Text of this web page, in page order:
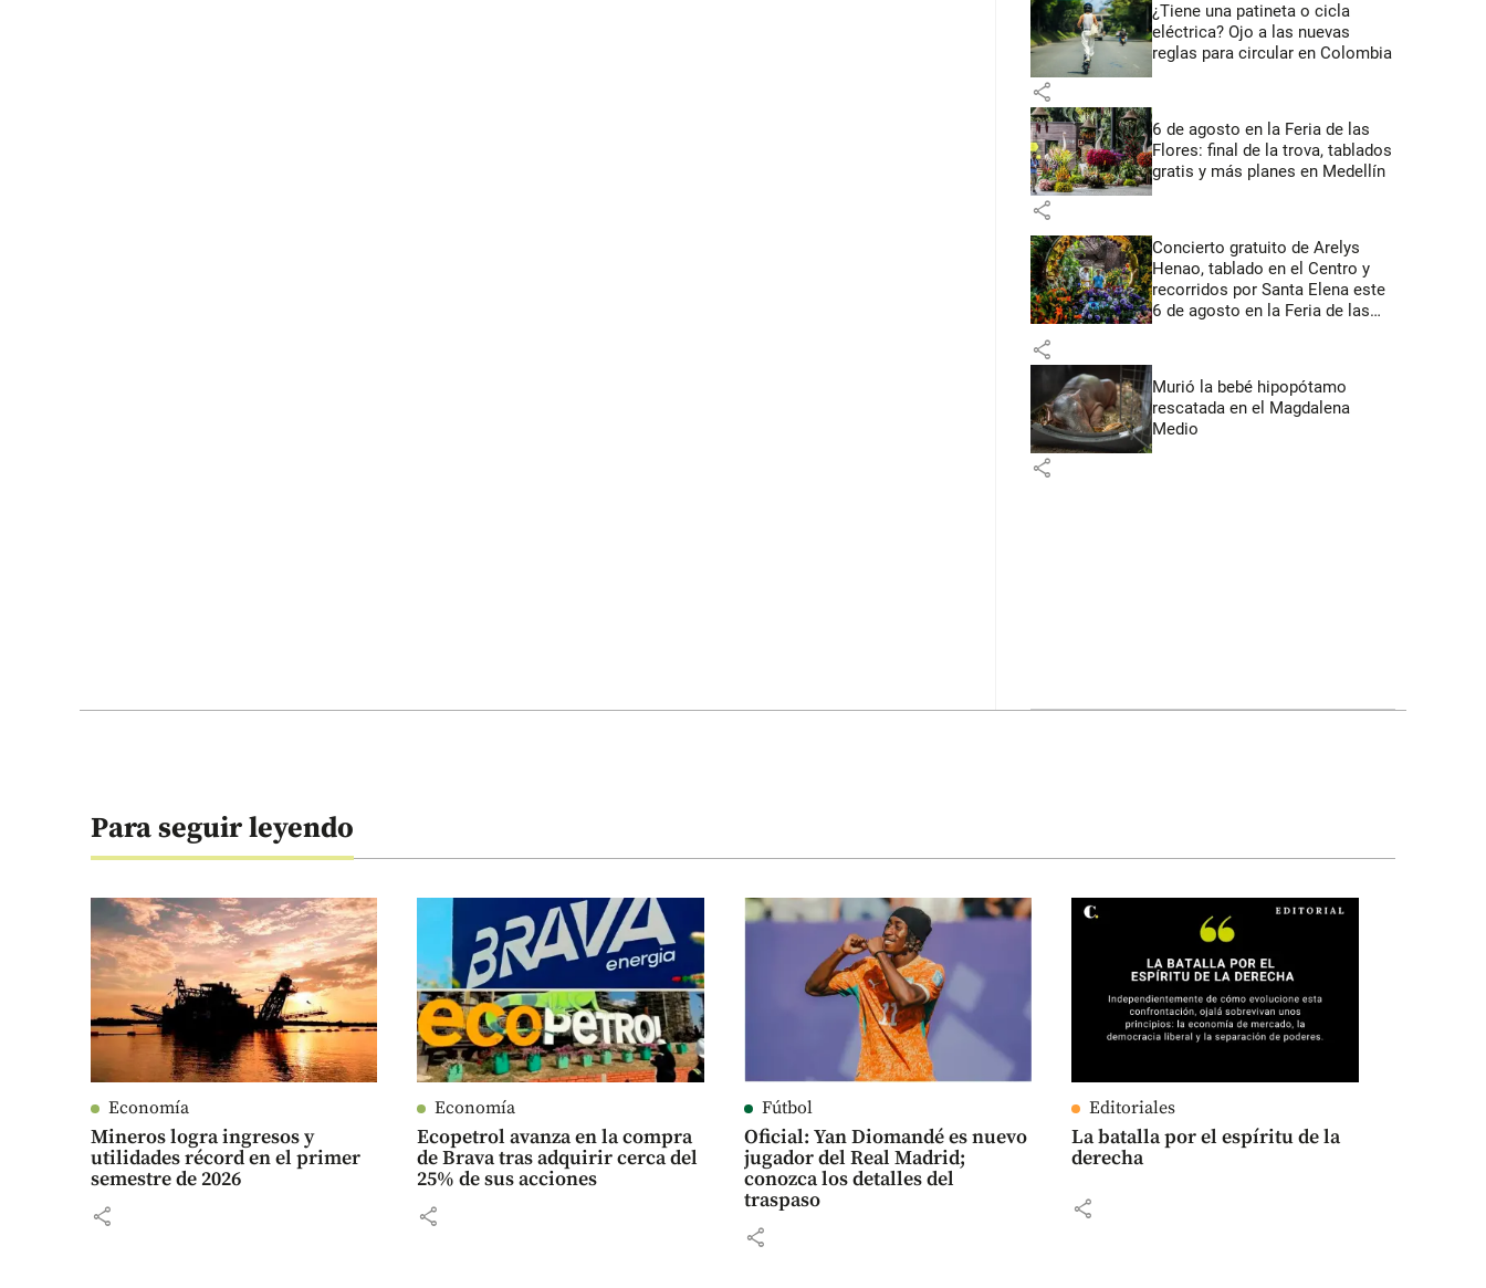
¿Tiene una patineta o cicla
eléctrica? Ojo a las nuevas
reglas para circular en Colombia
share
6 de agosto en la Feria de las
Flores: final de la trova, tablados
gratis y más planes en Medellín
share
Concierto gratuito de Arelys
Henao, tablado en el Centro y
recorridos por Santa Elena este
6 de agosto en la Feria de las
share
Murió la bebé hipopótamo
rescatada en el Magdalena
Medio
share
Para seguir leyendo
Economía
Mineros logra ingresos y
utilidades récord en el primer
semestre de 2026
share
Economía
Ecopetrol avanza en la compra
de Brava tras adquirir cerca del
25% de sus acciones
share
Fútbol
Oficial: Yan Diomandé es nuevo
jugador del Real Madrid;
conozca los detalles del
traspaso
share
Editoriales
La batalla por el espíritu de la
derecha
share